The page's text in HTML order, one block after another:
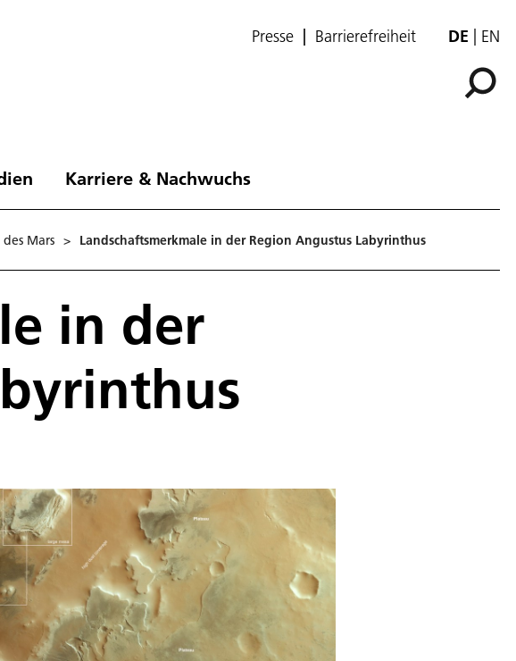
Presse Barrierefreiheit DE EN
Karriere & Nachwuchs
Mars > Landschaftsmerkmale in der Region Angustus Labyrinthus
in der